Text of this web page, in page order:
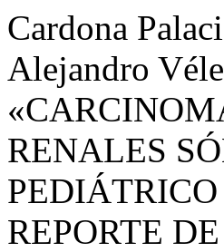
Cardona
Alejandro
RENALES
REPORTE